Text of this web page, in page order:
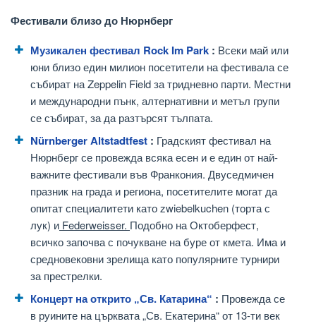
Фестивали близо до Нюрнберг
Музикален фестивал Rock Im Park : Всеки май или
юни близо един милион посетители на фестивала се
събират на Zeppelin Field за тридневно парти. Местни
и международни пънк, алтернативни и метъл групи
се събират, за да разтърсят тълпата.
Nürnberger Altstadtfest : Градският фестивал на
Нюрнберг се провежда всяка есен и е един от най-
важните фестивали във Франкония. Двуседмичен
празник на града и региона, посетителите могат да
опитат специалитети като zwiebelkuchen (торта с
лук) и Federweisser. Подобно на Октоберфест,
всичко започва с почукване на буре от кмета. Има и
средновековни зрелища като популярните турнири
за престрелки.
Концерт на открито „Св. Катарина“ : Провежда се
в руините на църквата „Св. Екатерина“ от 13-ти век